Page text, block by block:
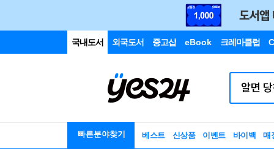
국내도서 외국도서 중고샵 eBook 크레마클럽
빠른분야찾기 베스트 신상품 이벤트 바이백 매